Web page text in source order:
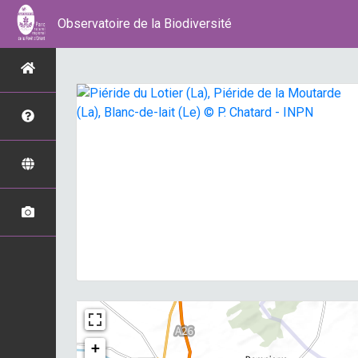
Observatoire de la Biodiversité
+